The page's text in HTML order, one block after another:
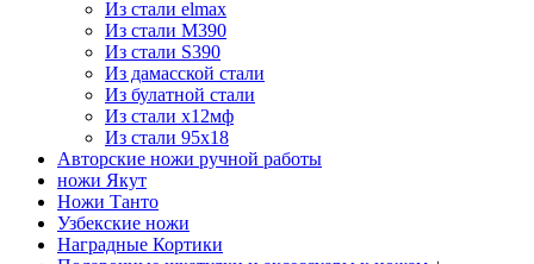
Из стали elmax
Из стали М390
Из стали S390
Из дамасской стали
Из булатной стали
Из стали х12мф
Из стали 95х18
Авторские ножи ручной работы
ножи Якут
Ножи Танто
Узбекские ножи
Наградные Кортики